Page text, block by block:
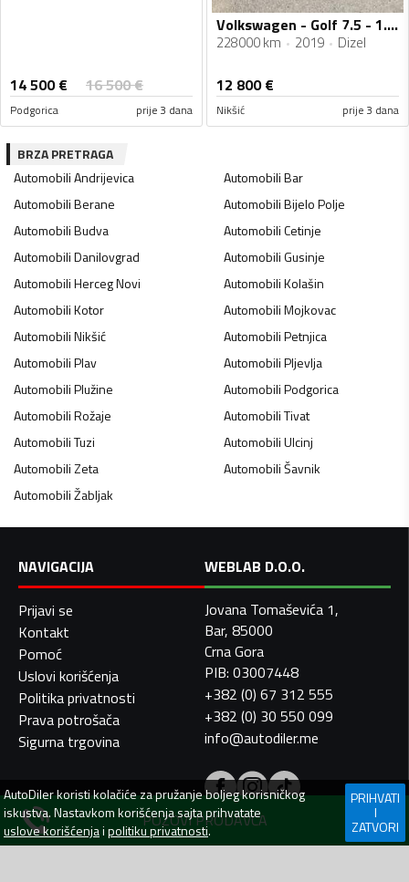
POZOVI PRODAVCA
14 500€ 16 500€
Podgorica prije 3 dana
Volkswagen - Golf 7.5 - 1.6 tdi
228000 km 2019 Dizel
12 800€
Nikšić prije 3 dana
BRZA PRETRAGA
AutomobiliAndrijevica AutomobiliBar
AutomobiliBerane AutomobiliBijelo Polje
AutomobiliBudva AutomobiliCetinje
AutomobiliDanilovgrad AutomobiliGusinje
AutomobiliHerceg Novi AutomobiliKolašin
AutomobiliKotor AutomobiliMojkovac
AutomobiliNikšić AutomobiliPetnjica
AutomobiliPlav AutomobiliPljevlja
AutomobiliPlužine AutomobiliPodgorica
AutomobiliRožaje AutomobiliTivat
AutomobiliTuzi AutomobiliUlcinj
AutomobiliZeta AutomobiliŠavnik
AutomobiliŽabljak
NAVIGACIJA
Prijavi se
Kontakt
Pomoć
Uslovi korišćenja
Politika privatnosti
Prava potrošača
Sigurna trgovina
WEBLAB D.O.O.
Jovana Tomaševića 1,
Bar, 85000
Crna Gora
PIB: 03007448
+382 (0) 67 312 555
+382 (0) 30 550 099
info@autodiler.me
AutoDilerkoristi kolačiće za pružanje boljeg korisničkog
iskustva. Nastavkom korišćenja sajta prihvatate
uslove korišćenjaipolitiku privatnosti.
PRIHVATI
I
ZATVORI